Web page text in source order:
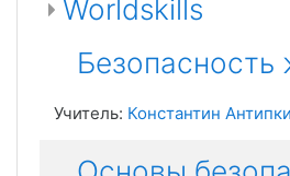
Worldskills
Безопасность
Учитель: Константин